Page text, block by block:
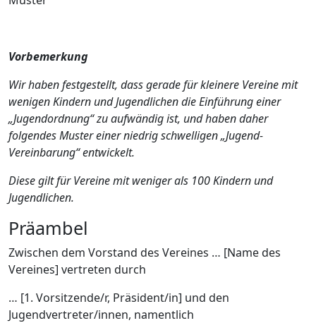
Vorbemerkung
Wir haben festgestellt, dass gerade für kleinere Vereine mit
wenigen Kindern und Jugendlichen die Einführung einer
„Jugendordnung“ zu aufwändig ist, und haben daher
folgendes Muster einer niedrig schwelligen „Jugend-
Vereinbarung“ entwickelt.
Diese gilt für Vereine mit weniger als 100 Kindern und
Jugendlichen.
Präambel
Zwischen dem Vorstand des Vereines … [Name des
Vereines] vertreten durch
… [1. Vorsitzende/r, Präsident/in] und den
Jugendvertreter/innen, namentlich